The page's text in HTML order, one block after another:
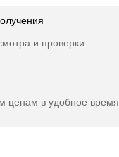
и проверки
ценам в удобное время